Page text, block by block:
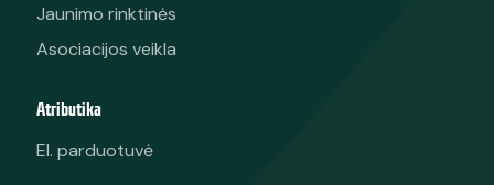
Jaunimo rinktinės
Asociacijos veikla
Atributika
El. parduotuvė